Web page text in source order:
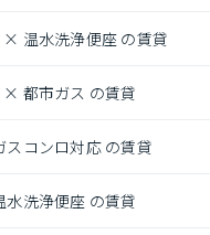
温水洗浄便座 の賃貸
都市ガス の賃貸
コンロ対応 の賃貸
洗浄便座 の賃貸